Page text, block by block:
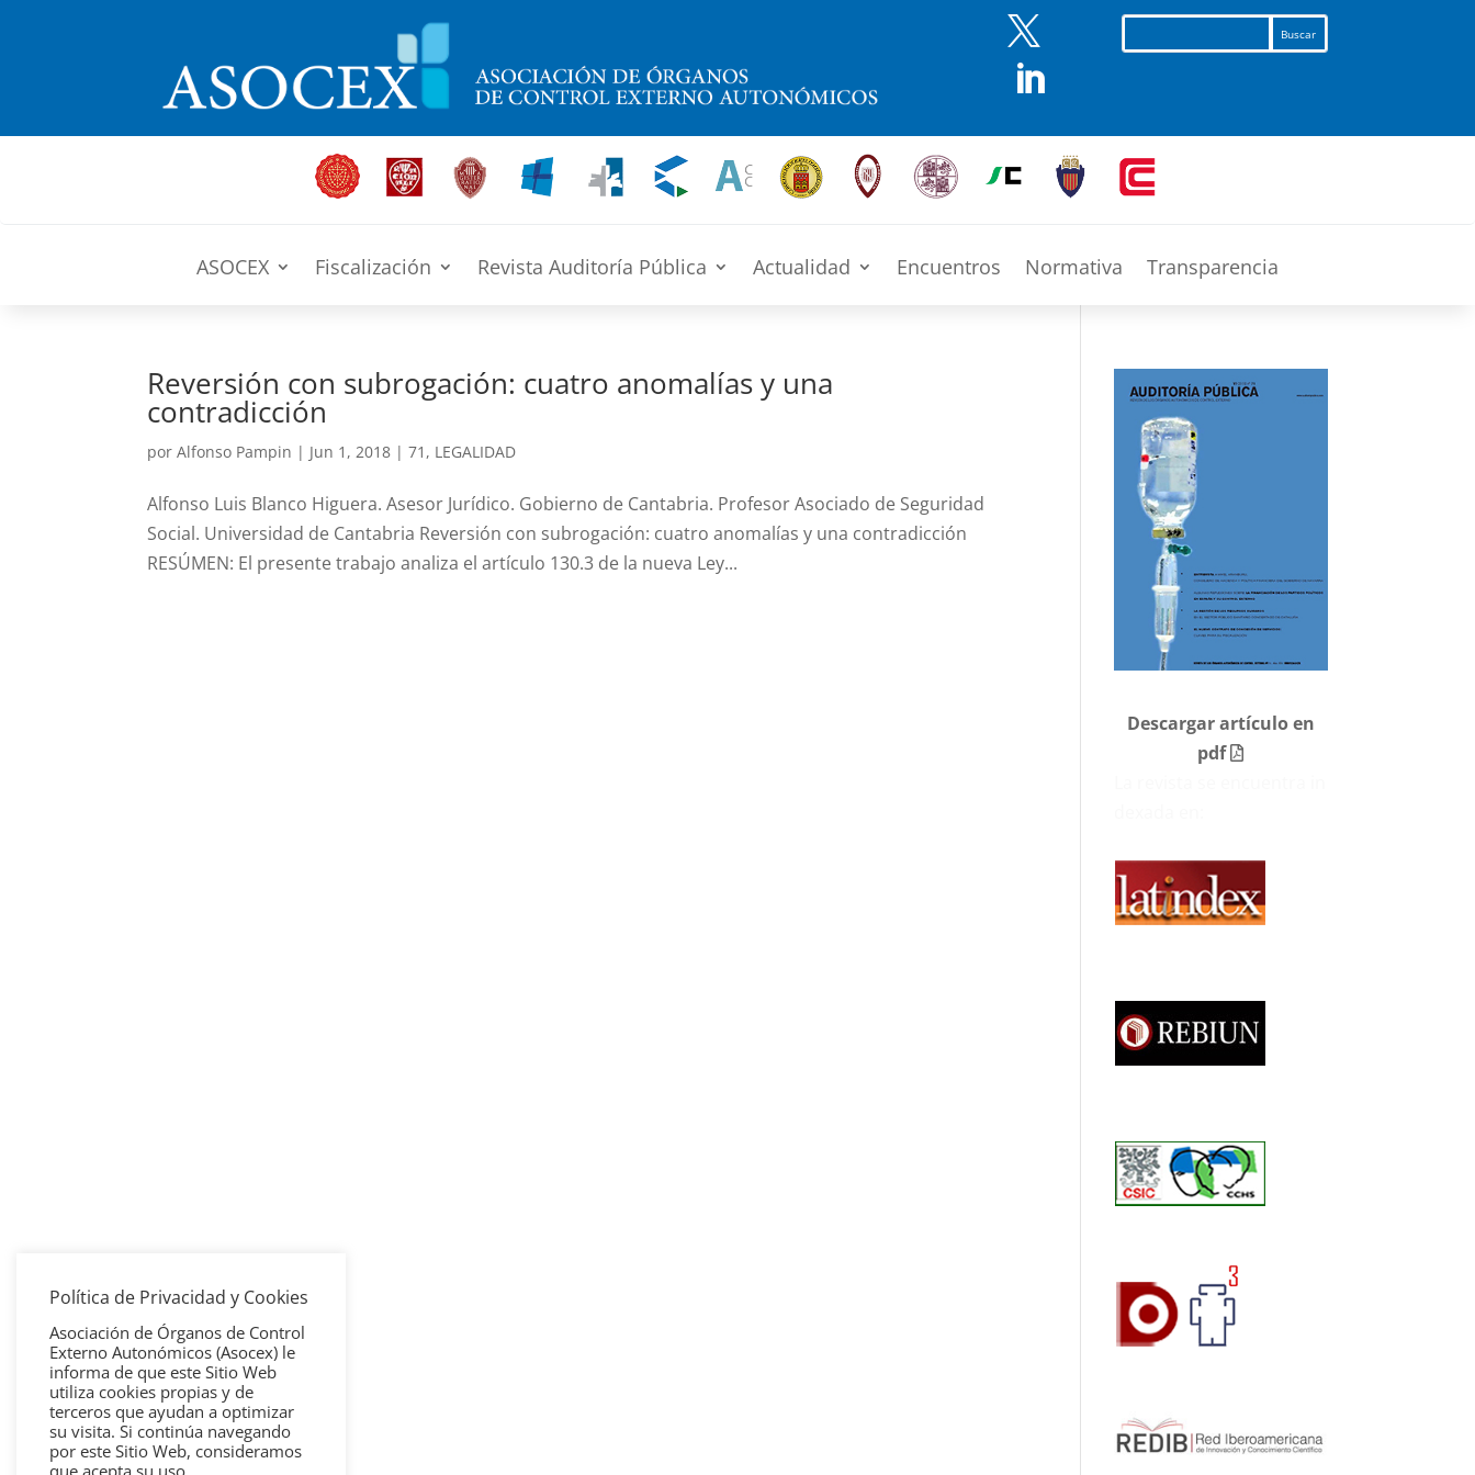


ASOCEX Fiscalización Revista Auditoría Pública Actualidad Encuentros Normativa Transparencia
Reversión con subrogación: cuatro anomalías y una
contradicción
porAlfonso Pampin | Jun 1, 2018 |71 , LEGALIDAD
Alfonso Luis Blanco Higuera. Asesor Jurídico. Gobierno de Cantabria. Profesor Asociado de Seguridad
Social. Universidad de Cantabria Reversión con subrogación: cuatro anomalías y una contradicción
RESÚMEN: El presente trabajo analiza el artículo 130.3 de la nueva Ley...
Descargar artículo en
pdf
Política de Privacidad y Cookies
Asociación de Órganos de Control
Externo Autonómicos (Asocex) le
informa de que este Sitio Web
utiliza cookies propias y de
terceros que ayudan a optimizar
su visita. Si continúa navegando
por este Sitio Web, consideramos
que acepta su uso.